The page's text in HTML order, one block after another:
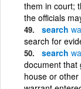
them in court;
the officials
search
search for
search
document that
house or